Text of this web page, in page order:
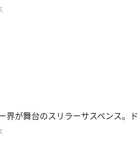
界が舞台のスリラーサスペンス。